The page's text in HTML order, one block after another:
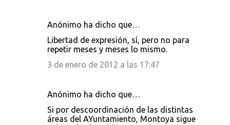
Anónimo ha dicho que…
Libertad de expresión, sí, pero no para
repetir meses y meses lo mismo.
3 de enero de 2012 a las 17:47
Anónimo ha dicho que…
Si por descoordinación de las distintas
áreas del AYuntamiento, Montoya sigue